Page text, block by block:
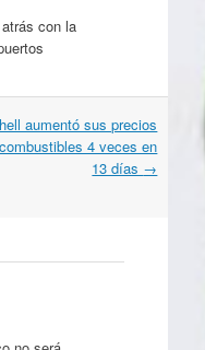
con la
aumentó sus precios
4 veces en
13 días →